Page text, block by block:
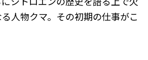
人物クマ。その初期の仕事がこ